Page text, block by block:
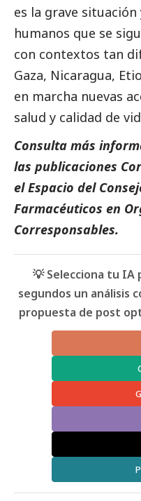
es la grave
humanos que se
con contextos tan
Gaza, Nicaragua,
en marcha nuevas
salud y calidad de
Consulta más
las publicaciones
elEspacio del
Farmacéuticos en
Corresponsables.
💡 Selecciona tu
segundos un análisis
propuesta de post